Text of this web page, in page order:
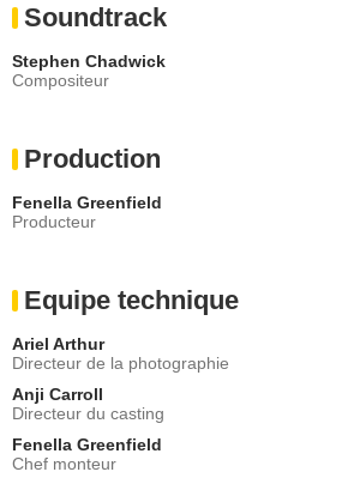
Soundtrack
Stephen Chadwick
Compositeur
Production
Fenella Greenfield
Producteur
Equipe technique
Ariel Arthur
Directeur de la photographie
Anji Carroll
Directeur du casting
Fenella Greenfield
Chef monteur